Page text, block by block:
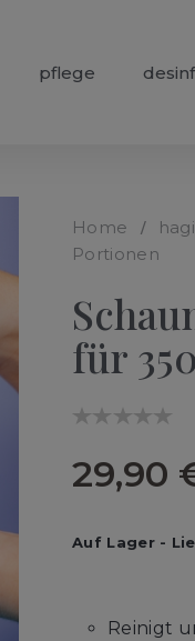
pflege
Home
Portionen
für
29,90
Auf Lager-
Reinigt